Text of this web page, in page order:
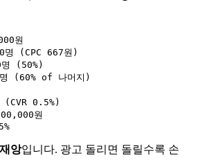
원
(CPC 667원)
(50%)
(60% of 나머지)
0.5%)
원
앙입니다. 광고 돌리면 돌릴수록 손